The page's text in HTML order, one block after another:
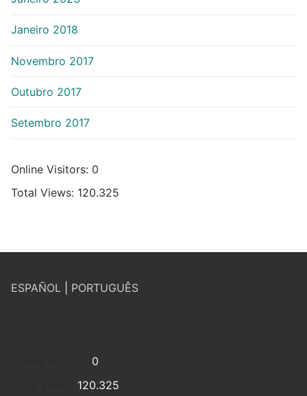
Janeiro 2018
Novembro 2017
Outubro 2017
Setembro 2017
Online Visitors: 0
Total Views: 120.325
ESPAÑOL PORTUGUÊS
0
120.325